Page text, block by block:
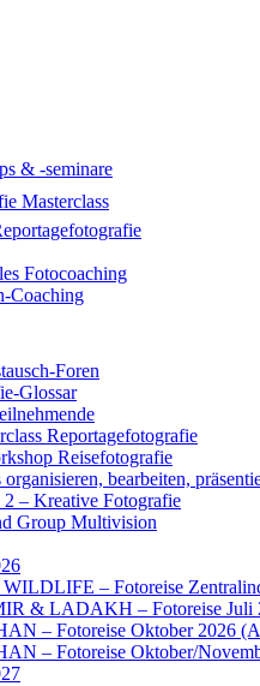
& -seminare
Masterclass
Fotocoaching
Coaching
Foren
Glossar
Reportagefotografie
Reisefotografie
organisieren, bearbeiten,
2 – Kreative Fotografie
Group Multivision
– Fotoreise
& LADAKH – Fotoreise Juli
– Fotoreise Oktober 2026
– Fotoreise Oktober/